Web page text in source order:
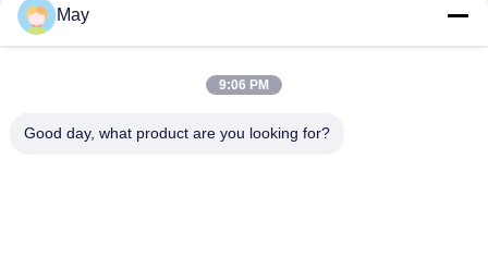
Relações Rápidas
Casa
Quem Somos
May
9:06 PM
Good day, what product are you looking for?